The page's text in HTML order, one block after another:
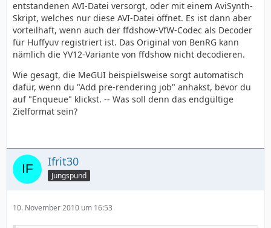
entstandenen AVI-Datei versorgt, oder mit einem AviSynth-
Skript, welches nur diese AVI-Datei öffnet. Es ist dann aber
vorteilhaft, wenn auch der ffdshow-VfW-Codec als Decoder
für Huffyuv registriert ist. Das Original von BenRG kann
nämlich die YV12-Variante von ffdshow nicht decodieren.
Wie gesagt, die MeGUI beispielsweise sorgt automatisch
dafür, wenn du "Add pre-rendering job" anhakst, bevor du
auf "Enqueue" klickst. -- Was soll denn das endgültige
Zielformat sein?
Ifrit30
Jungspund
10. November 2010 um 16:53